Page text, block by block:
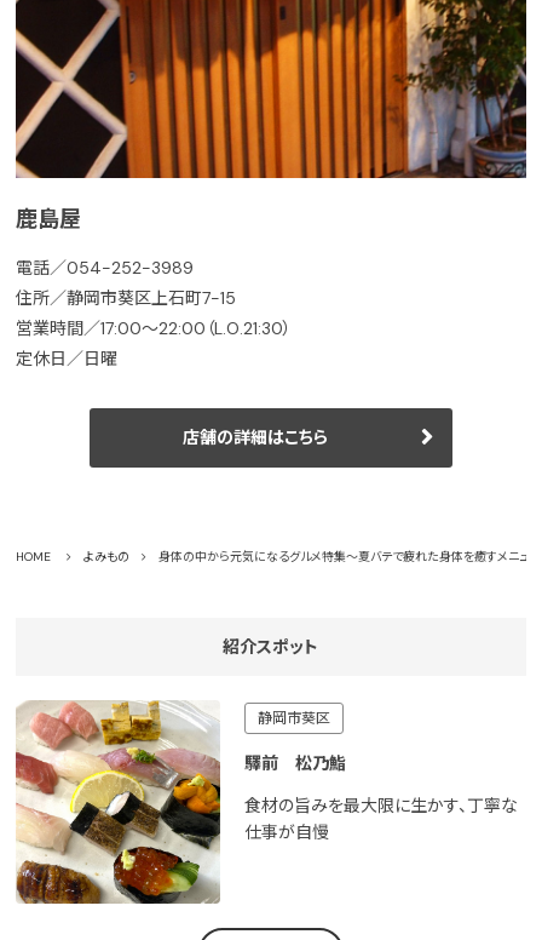
鹿島屋
電話／054-252-3989
住所／静岡市葵区上石町7-15
営業時間／17:00～22:00（L.O.21:30）
定休日／日曜
店舗の詳細はこちら
HOME よみもの 身体の中から元気になるグルメ特集～夏バテで疲れた身体を癒すメニュー
紹介スポット
静岡市葵区
驛前 松乃鮨
食材の旨みを最大限に生かす、丁寧な
仕事が自慢